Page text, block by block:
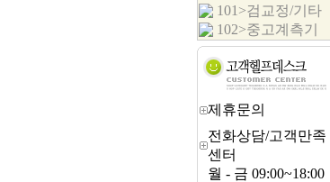
101>검교정/기타
102>중고계측기
제휴문의
전화상담/고객만족
센터
월 - 금 09:00~18:00